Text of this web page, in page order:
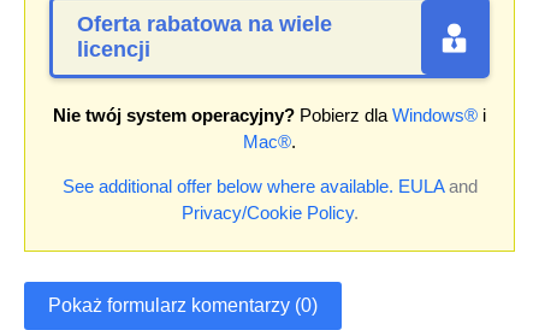
Oferta rabatowa na wiele
licencji
Nie twój system operacyjny? Pobierz dla Windows® i
Mac®.
See additional offer below where available. EULAand
Privacy/Cookie Policy.
Pokaż formularz komentarzy (0)